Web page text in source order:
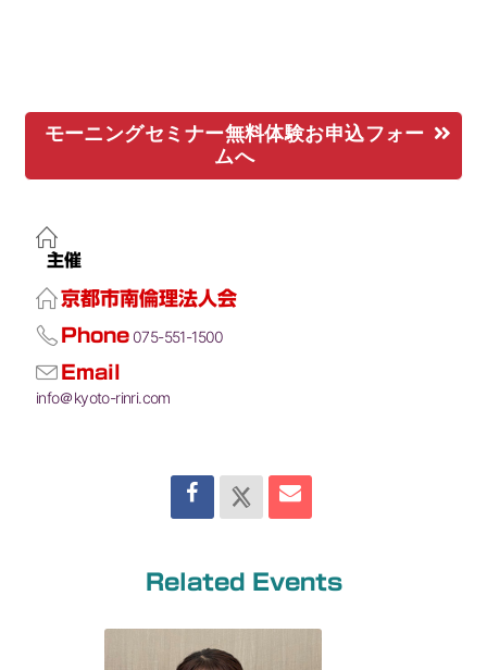
モーニングセミナー無料体験お申込フォー
ムへ
主催
京都市南倫理法人会
Phone 075-551-1500
Email
info＠kyoto-rinri.com
Related Events